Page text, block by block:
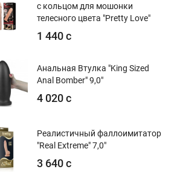
с кольцом для мошонки
телесного цвета "Pretty Love"
1 440 с
Анальная Втулка "King Sized
Anal Bomber" 9,0"
4 020 с
Реалистичный фаллоимитатор
"Real Extreme" 7,0"
3 640 с